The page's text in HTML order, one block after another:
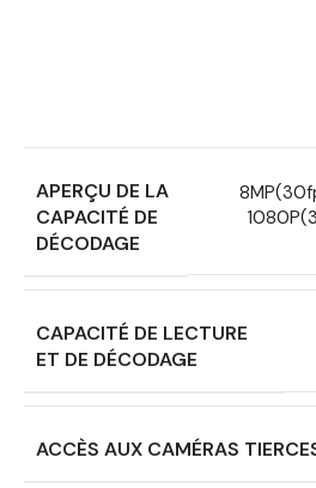
APERÇU DE LA
CAPACITÉ DE
DÉCODAGE
CAPACITÉ DE LECTURE
ET DE DÉCODAGE
ACCÈS AUX CAMÉRAS